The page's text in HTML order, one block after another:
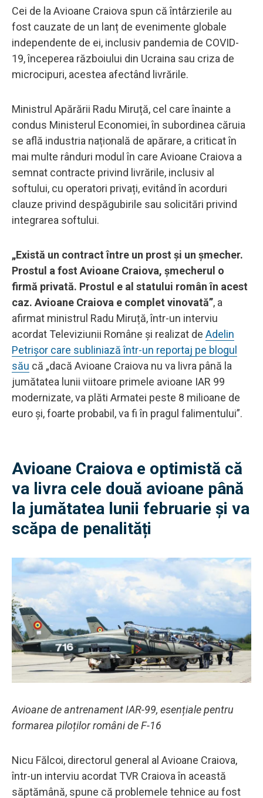
Cei de la Avioane Craiova spun că întârzierile au
fost cauzate de un lanț de evenimente globale
independente de ei, inclusiv pandemia de COVID-
19, începerea războiului din Ucraina sau criza de
microcipuri, acestea afectând livrările.
Ministrul Apărării Radu Miruță, cel care înainte a
condus Ministerul Economiei, în subordinea căruia
se află industria națională de apărare, a criticat în
mai multe rânduri modul în care Avioane Craiova a
semnat contracte privind livrările, inclusiv al
softului, cu operatori privați, evitând în acorduri
clauze privind despăgubirile sau solicitări privind
integrarea softului.
„Există un contract între un prost și un șmecher.
Prostul a fost Avioane Craiova, șmecherul o
firmă privată. Prostul e al statului român în acest
caz. Avioane Craiova e complet vinovată”, a
afirmat ministrul Radu Miruță, într-un interviu
acordat Televiziunii Române și realizat de Adelin
Petrișor care subliniază într-un reportaj pe blogul
său că „dacă Avioane Craiova nu va livra până la
jumătatea lunii viitoare primele avioane IAR 99
modernizate, va plăti Armatei peste 8 milioane de
euro şi, foarte probabil, va fi în pragul falimentului”.
Avioane Craiova e optimistă că
va livra cele două avioane până
la jumătatea lunii februarie și va
scăpa de penalități
Avioane de antrenament IAR-99, esențiale pentru
formarea piloților români de F-16
Nicu Fălcoi, directorul general al Avioane Craiova,
într-un interviu acordat TVR Craiova în această
săptămână, spune că problemele tehnice au fost